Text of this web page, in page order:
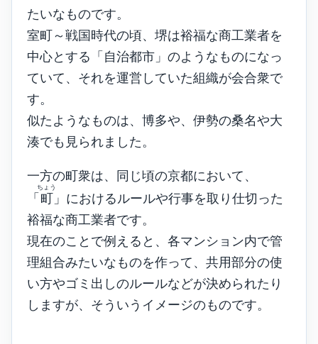
たいなものです。
室町～戦国時代の頃、堺は裕福な商工業者を
中心とする「自治都市」のようなものになっ
ていて、それを運営していた組織が会合衆で
す。
似たようなものは、博多や、伊勢の桑名や大
湊でも見られました。
一方の町衆は、同じ頃の京都において、
「 町
ちょう
」におけるルールや行事を取り仕切った
裕福な商工業者です。
現在のことで例えると、各マンション内で管
理組合みたいなものを作って、共用部分の使
い方やゴミ出しのルールなどが決められたり
しますが、そういうイメージのものです。